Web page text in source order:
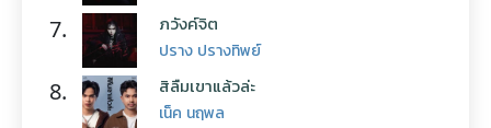
7. ภวังค์จิต
ปราง ปรางทิพย์
8. สิลืมเขาแล้วล่ะ
เน็ค นฤพล